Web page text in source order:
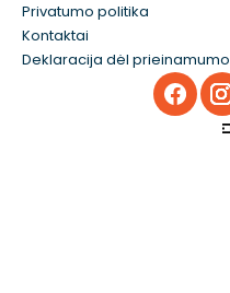
Privatumo politika
Kontaktai
Deklaracija dėl prieinamumo